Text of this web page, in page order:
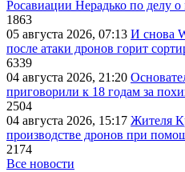
Росавиации Нерадько по делу
1863
05 августа 2026, 07:13 И снова
после атаки дронов горит
6339
04 августа 2026, 21:20
приговорили к 18 годам за
2504
04 августа 2026, 15:17 Жителя
производстве дронов при
2174
Все новости